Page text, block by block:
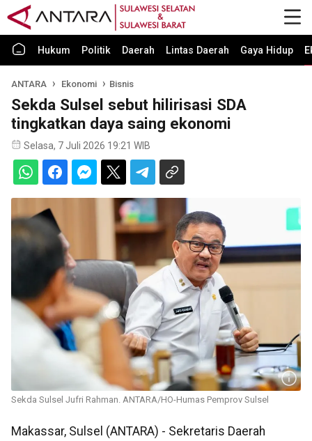
Hukum Politik Daerah Lintas Daerah Gaya Hidup
ANTARA Ekonomi Bisnis
Sekda Sulsel sebut hilirisasi SDA
tingkatkan daya saing ekonomi
Selasa, 7 Juli 2026 19:21 WIB
Sekda Sulsel Jufri Rahman. ANTARA/HO-Humas Pemprov Sulsel
Makassar, Sulsel (ANTARA) - Sekretaris Daerah